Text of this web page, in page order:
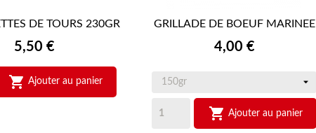
APERÇU RAPIDE
DE TOURS 230GR
Prix
5,50 €
 Ajouter au panier
APERÇU RAPIDE
GRILLADE DE BOEUF MARINEE
Prix
4,00 €
 Ajouter au panier